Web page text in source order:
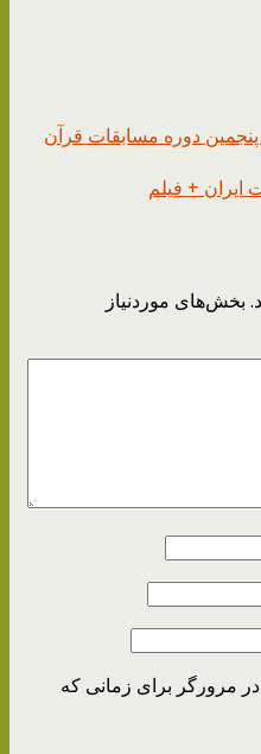
دوره مسابقات قرآن
ایران + فیلم
بخش‌های موردنیاز
مرورگر برای زمانی که